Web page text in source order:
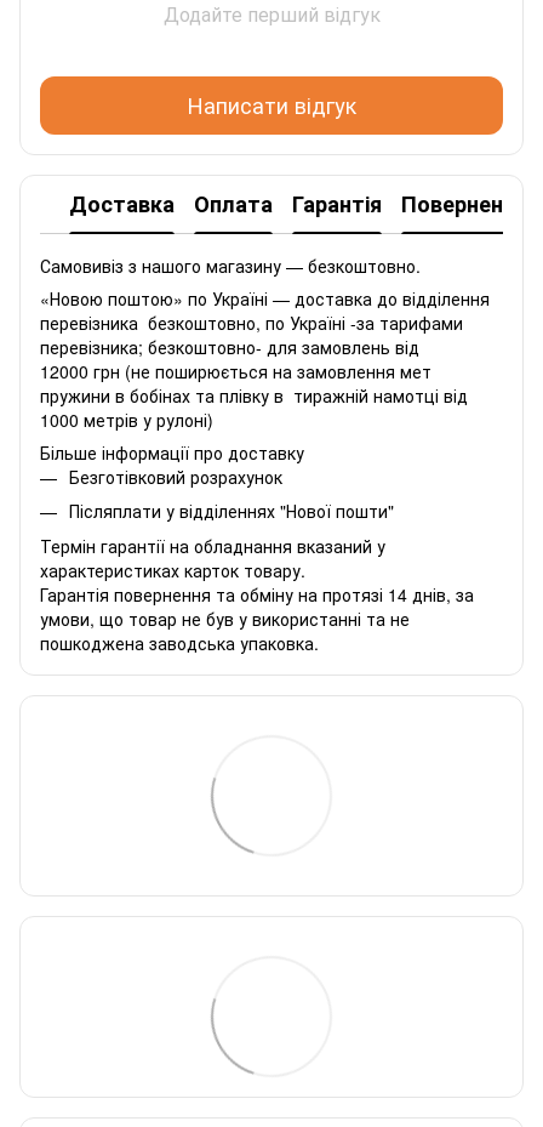
Додайте перший відгук
Написати відгук
Доставка Оплата Гарантія Повернення
Самовивіз з нашого магазину — безкоштовно.
«Новою поштою» по Україні — доставка до відділення
перевізника безкоштовно, по Україні -за тарифами
перевізника; безкоштовно- для замовлень від
12000 грн (не поширюється на замовлення мет
пружини в бобінах та плівку в тиражній намотці від
1000 метрів у рулоні)
Більше інформації про доставку
Безготівковий розрахунок
Післяплати у відділеннях "Нової пошти"
Термін гарантії на обладнання вказаний у
характеристиках карток товару.
Гарантія повернення та обміну на протязі 14 днів, за
умови, що товар не був у використанні та не
пошкоджена заводська упаковка.